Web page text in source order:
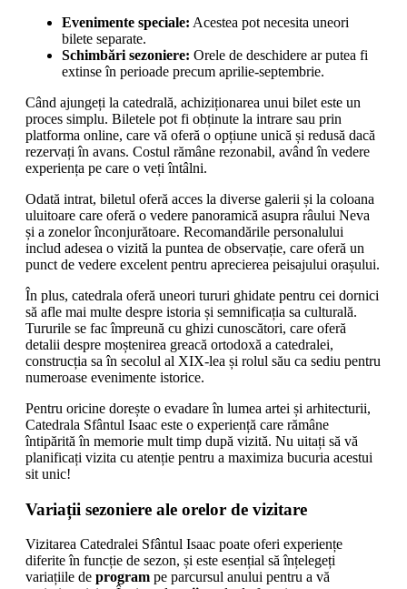
Evenimente speciale: Acestea pot necesita uneori
bilete separate.
Schimbări sezoniere: Orele de deschidere ar putea fi
extinse în perioade precum aprilie-septembrie.
Când ajungeți la catedrală, achiziționarea unui bilet este un
proces simplu. Biletele pot fi obținute la intrare sau prin
platforma online, care vă oferă o opțiune unică și redusă dacă
rezervați în avans. Costul rămâne rezonabil, având în vedere
experiența pe care o veți întâlni.
Odată intrat, biletul oferă acces la diverse galerii și la coloana
uluitoare care oferă o vedere panoramică asupra râului Neva
și a zonelor înconjurătoare. Recomandările personalului
includ adesea o vizită la puntea de observație, care oferă un
punct de vedere excelent pentru aprecierea peisajului orașului.
În plus, catedrala oferă uneori tururi ghidate pentru cei dornici
să afle mai multe despre istoria și semnificația sa culturală.
Tururile se fac împreună cu ghizi cunoscători, care oferă
detalii despre moștenirea greacă ortodoxă a catedralei,
construcția sa în secolul al XIX-lea și rolul său ca sediu pentru
numeroase evenimente istorice.
Pentru oricine dorește o evadare în lumea artei și arhitecturii,
Catedrala Sfântul Isaac este o experiență care rămâne
întipărită în memorie mult timp după vizită. Nu uitați să vă
planificați vizita cu atenție pentru a maximiza bucuria acestui
sit unic!
Variații sezoniere ale orelor de vizitare
Vizitarea Catedralei Sfântul Isaac poate oferi experiențe
diferite în funcție de sezon, și este esențial să înțelegeți
variațiile de program pe parcursul anului pentru a vă